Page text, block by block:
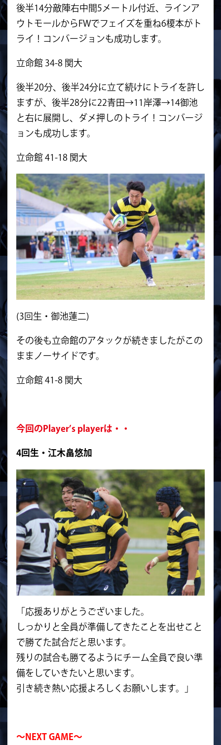
後半14分敵陣右中間5メートル付近、ラインア
ウトモールからFWでフェイズを重ね6榎本がト
ライ！コンバージョンも成功します。
立命館 34-8 関大
後半20分、後半24分に立て続けにトライを許し
ますが、後半28分に22青田→11岸澤→14御池
と右に展開し、ダメ押しのトライ！コンバージ
ョンも成功します。
立命館 41-18 関大
(3回生・御池蓮二)
その後も立命館のアタックが続きましたがこの
ままノーサイドです。
立命館 41-8 関大
今回のPlayer’s playerは・・
4回生・江木畠悠加
「応援ありがとうございました。
しっかりと全員が準備してきたことを出せこと
で勝てた試合だと思います。
残りの試合も勝てるようにチーム全員で良い準
備をしていきたいと思います。
引き続き熱い応援よろしくお願いします。」
～NEXT GAME～